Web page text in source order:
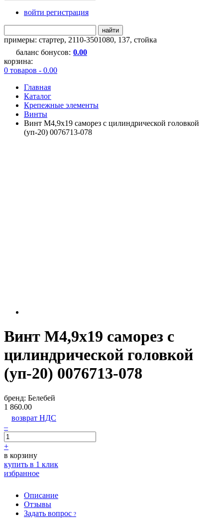
войти регистрация
найти
примеры: стартер, 2110-3501080, 137, стойка
баланс бонусов: 0.00
корзина:
0 товаров - 0.00
Главная
Каталог
Крепежные элементы
Винты
Винт М4,9х19 саморез с цилиндрической головкой
(уп-20) 0076713-078
Винт М4,9х19 саморез с
цилиндрической головкой
(уп-20) 0076713-078
бренд: Белебей
1 860.00
возврат НДС
–
+
в корзину
купить в 1 клик
избранное
Описание
Отзывы
Задать вопрос ?